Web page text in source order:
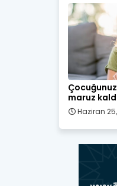
maruz
Haziran